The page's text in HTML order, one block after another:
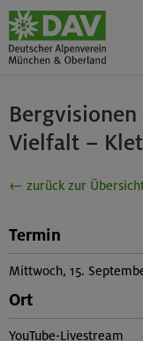
Vielfalt –
← zurück zur
Termin
Mittwoch, 15.
Ort
YouTube-Livestream